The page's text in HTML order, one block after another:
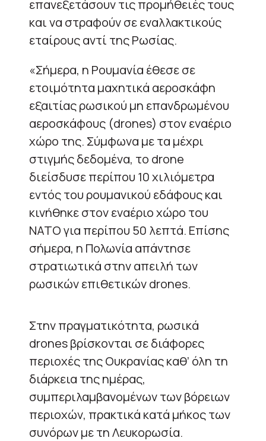
επανεξετάσουν τις προμήθειές τους
και να στραφούν σε εναλλακτικούς
εταίρους αντί της Ρωσίας.
«Σήμερα, η Ρουμανία έθεσε σε
ετοιμότητα μαχητικά αεροσκάφη
εξαιτίας ρωσικού μη επανδρωμένου
αεροσκάφους (drones) στον εναέριο
χώρο της. Σύμφωνα με τα μέχρι
στιγμής δεδομένα, το drone
διείσδυσε περίπου 10 χιλιόμετρα
εντός του ρουμανικού εδάφους και
κινήθηκε στον εναέριο χώρο του
ΝΑΤΟ για περίπου 50 λεπτά. Επίσης
σήμερα, η Πολωνία απάντησε
στρατιωτικά στην απειλή των
ρωσικών επιθετικών drones.
Στην πραγματικότητα, ρωσικά
drones βρίσκονται σε διάφορες
περιοχές της Ουκρανίας καθ’ όλη τη
διάρκεια της ημέρας,
συμπεριλαμβανομένων των βόρειων
περιοχών, πρακτικά κατά μήκος των
συνόρων με τη Λευκορωσία.